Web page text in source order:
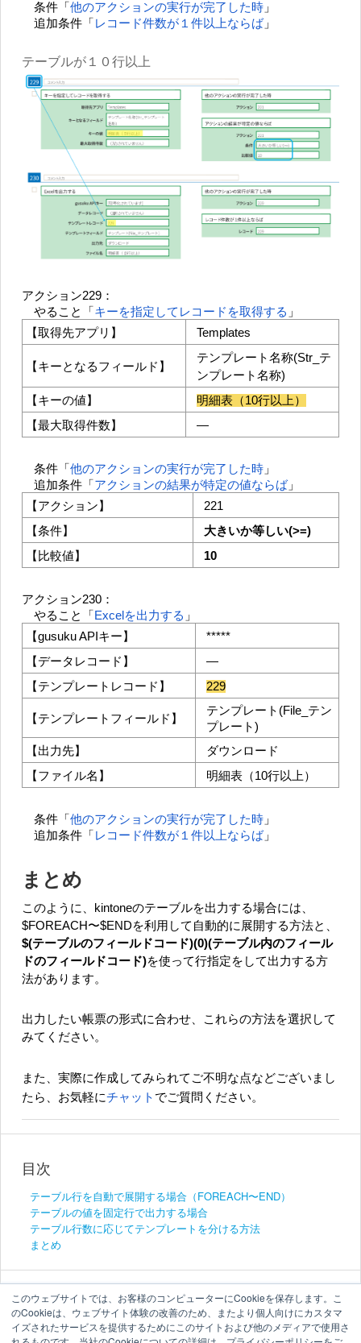
このウェブサイトでは、お客様のコンピューターにCookieを保存します。こ
のCookieは、ウェブサイト体験の改善のため、またより個人向けにカスタマ
イズされたサービスを提供するためにこのサイトおよび他のメディアで使用さ
条件「 他のアクションの実行が完了した時 」
追加条件「 レコード件数が１件以上ならば」
テーブルが１０行以上
アクション229：
やること「 キーを指定してレコードを取得する 」
【取得先アプリ】
Templates
【キーとなるフィールド】
テンプレート名称(Str_テ
ンプレート名称)
【キーの値】
明細表（10行以上）
【最大取得件数】
―
条件「 他のアクションの実行が完了した時 」
追加条件「 アクションの結果が特定の値ならば」
【アクション】
221
【条件】
大きいか等しい(>=)
【比較値】
10
アクション230：
やること「 Excelを出力する 」
【gusuku APIキー】
*****
【データレコード】
―
【テンプレートレコード】
229
【テンプレートフィールド】
テンプレート(File_テン
プレート)
【出力先】
ダウンロード
【ファイル名】
明細表（10行以上）
条件「 他のアクションの実行が完了した時 」
追加条件「 レコード件数が１件以上ならば」
まとめ
このように、kintoneのテーブルを出力する場合には、
$FOREACH〜$ENDを利用して自動的に展開する方法と、
$(テーブルのフィールドコード)(0)(テーブル内のフィール
ドのフィールドコード)を使って行指定をして出力する方
法があります。
出力したい帳票の形式に合わせ、これらの方法を選択して
みてください。
また、実際に作成してみられてご不明な点などございまし
たら、お気軽にチャット でご質問ください。
目次
テーブル行を自動で展開する場合（FOREACH〜END）
テーブルの値を固定行で出力する場合
テーブル行数に応じてテンプレートを分ける方法
まとめ